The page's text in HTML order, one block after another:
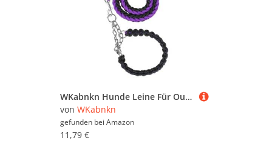
WKabnkn Hunde Leine Für Outdoor Walking Nopull Haustiertraining Leiter Praktisches Nylon Leine Einstellbares Traktionsseil Für Große Hunde Blei
von WKabnkn
gefunden bei Amazon
11,79 €